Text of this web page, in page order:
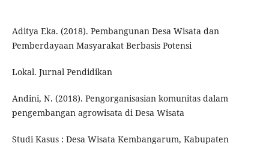
Aditya Eka. (2018). Pembangunan Desa Wisata dan
Pemberdayaan Masyarakat Berbasis Potensi
Lokal. Jurnal Pendidikan
Andini, N. (2018). Pengorganisasian komunitas dalam
pengembangan agrowisata di Desa Wisata
Studi Kasus : Desa Wisata Kembangarum, Kabupaten